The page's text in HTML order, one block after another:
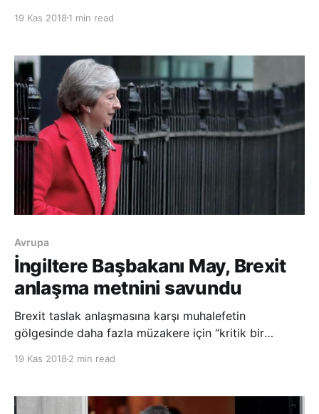
birlikte AB’den çıkış sürecinin sekteye uğrayacağı
günü AB ile bir çıkış anlaşması yapılmasından
19 Kas 2018 1 min read
Avrupa
İngiltere Başbakanı May, Brexit
anlaşma metnini savundu
Brexit taslak anlaşmasına karşı muhalefetin
gölgesinde daha fazla müzakere için “kritik bir
Bakanlardan bazılarının Brexit anlaşma taslağını beğe
19 Kas 2018 2 min read